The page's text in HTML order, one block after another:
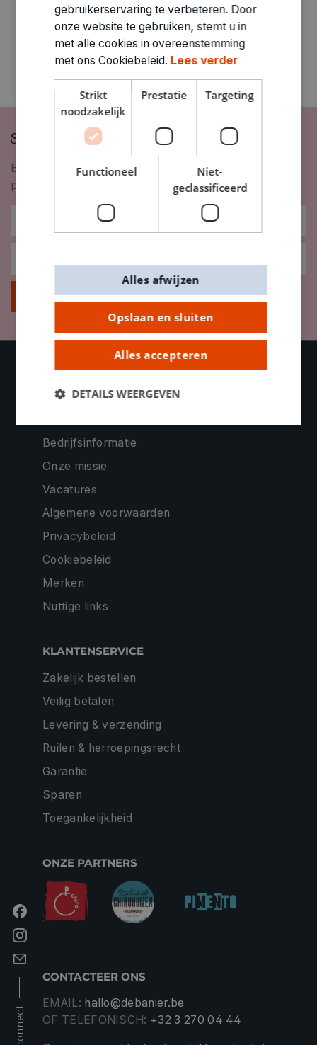
Schrijf je in op onze nieuwsbrief
Blijf op de hoogte van nieuwigheden, inspiratie,
promoties en meer!
Inschrijven
connect
OVER DE BANIER
Bedrijfsinformatie
Onze missie
Vacatures
Algemene voorwaarden
Privacybeleid
Cookiebeleid
Merken
Nuttige links
KLANTENSERVICE
Zakelijk bestellen
Veilig betalen
Levering & verzending
Ruilen & herroepingsrecht
Garantie
Sparen
Toegankelijkheid
ONZE PARTNERS
CONTACTEER ONS
EMAIL: hallo@debanier.be
OF TELEFONISCH: +32 3 270 04 44
gebruikerservaring te verbeteren. Door
onze website te gebruiken, stemt u in
met alle cookies in overeenstemming
met ons Cookiebeleid. Lees verder
Strikt
noodzakelijk
Prestatie Targeting
Functioneel
Niet-
geclassificeerd
Opslaan en sluiten
Alles accepteren
Alles afwijzen
DETAILS WEERGEVEN